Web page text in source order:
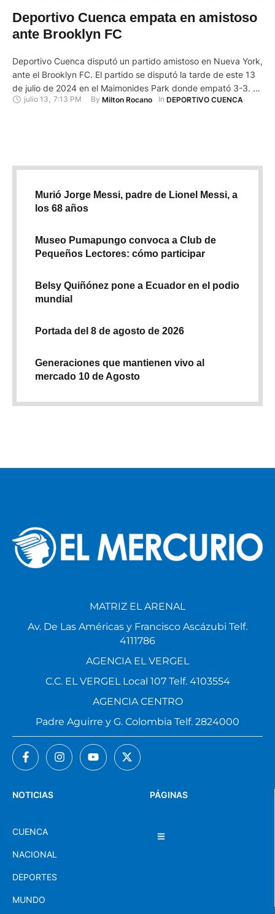
Deportivo Cuenca empata en amistoso
ante Brooklyn FC
Deportivo Cuenca disputó un partido amistoso en Nueva York,
ante el Brooklyn FC. El partido se disputó la tarde de este 13
de julio de 2024 en el Maimonides Park donde empató 3-3. Y
es que, en su gira por los Estados Unidos, el Expreso Austral
julio 13, 7:13 PM By Milton Rocano In DEPORTIVO CUENCA
Murió Jorge Messi, padre de Lionel Messi, a
los 68 años
Museo Pumapungo convoca a Club de
Pequeños Lectores: cómo participar
Belsy Quiñónez pone a Ecuador en el podio
mundial
Portada del 8 de agosto de 2026
Generaciones que mantienen vivo al
mercado 10 de Agosto
PÁGINAS
NOTICIAS
CUENCA
NACIONAL
DEPORTES
MUNDO
MATRIZ EL ARENAL
Av. De Las Américas y Francisco Ascázubi Telf.
4111786
AGENCIA EL VERGEL
C.C. EL VERGEL Local 107 Telf. 4103554
AGENCIA CENTRO
Padre Aguirre y G. Colombia Telf. 2824000